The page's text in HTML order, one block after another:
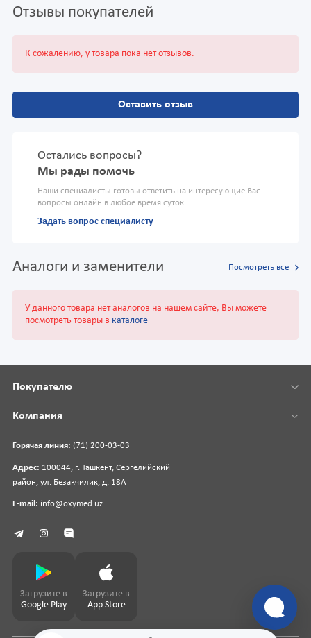
Отзывы покупателей
К сожалению, у товара пока нет отзывов.
Оставить отзыв
Остались вопросы?
Мы рады помочь
Наши специалисты готовы ответить на интересующие Вас
вопросы онлайн в любое время суток.
Задать вопрос специалисту
Аналоги и заменители Посмотреть все
У данного товара нет аналогов на нашем сайте, Вы можете
посмотреть товары в каталоге
Горячая линия: (71) 200-03-03
Адрес: 100044, г. Ташкент, Сергелийский
район, ул. Безакчилик, д. 18А
E-mail: info@oxymed.uz
Покупателю
Компания
Загрузите в
Google Play
Загрузите в
App Store